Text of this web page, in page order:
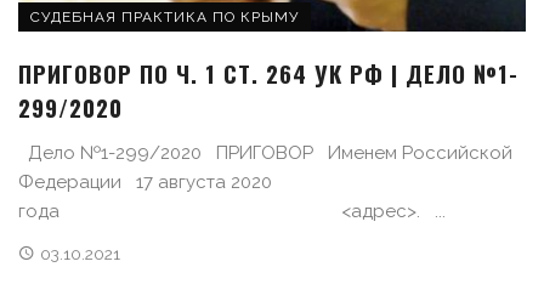
СУДЕБНАЯ ПРАКТИКА ПО КРЫМУ
ПРИГОВОР ПО Ч. 1 СТ. 264 УК РФ | ДЕЛО №1-
299/2020
Дело №1-299/2020 ПРИГОВОР Именем Российской
Федерации 17 августа 2020
года <адрес>. ...
03.10.2021